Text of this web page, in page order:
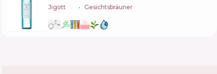
Jigott
Gesichtsbräuner